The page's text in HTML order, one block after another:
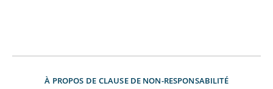
À PROPOS DE CLAUSE DE NON-RESPONSABILITÉ